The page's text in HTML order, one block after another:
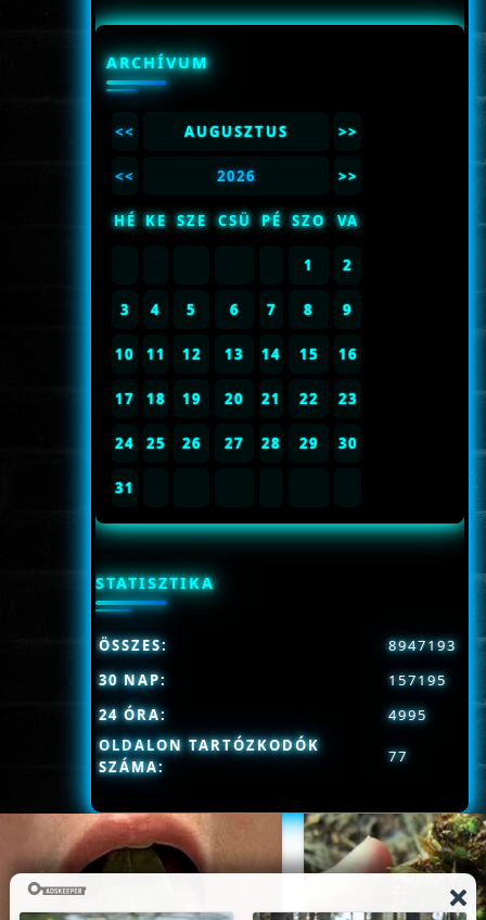
ARCHÍVUM
<< AUGUSZTUS >>
<< 2026 >>
HÉ KE SZE CSÜ PÉ SZO VA
1 2
3 4 5 6 7 8 9
10 11 12 13 14 15 16
17 18 19 20 21 22 23
24 25 26 27 28 29 30
31
STATISZTIKA
OLDALON TARTÓZKODÓK
SZÁMA:
77
ÖSSZES:
8947193
30 NAP:
157195
24 ÓRA:
4995